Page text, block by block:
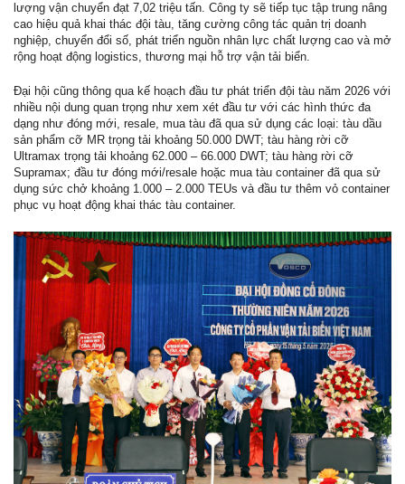
lượng vận chuyển đạt 7,02 triệu tấn. Công ty sẽ tiếp tục tập trung nâng
cao hiệu quả khai thác đội tàu, tăng cường công tác quản trị doanh
nghiệp, chuyển đổi số, phát triển nguồn nhân lực chất lượng cao và mở
rộng hoạt động logistics, thương mại hỗ trợ vận tải biển.
Đại hội cũng thông qua kế hoạch đầu tư phát triển đội tàu năm 2026 với
nhiều nội dung quan trọng như xem xét đầu tư với các hình thức đa
dạng như đóng mới, resale, mua tàu đã qua sử dụng các loại: tàu dầu
sản phẩm cỡ MR trọng tải khoảng 50.000 DWT; tàu hàng rời cỡ
Ultramax trọng tải khoảng 62.000 – 66.000 DWT; tàu hàng rời cỡ
Supramax; đầu tư đóng mới/resale hoặc mua tàu container đã qua sử
dụng sức chở khoảng 1.000 – 2.000 TEUs và đầu tư thêm vỏ container
phục vụ hoạt động khai thác tàu container.